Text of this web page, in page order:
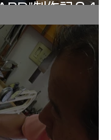
制作記３4